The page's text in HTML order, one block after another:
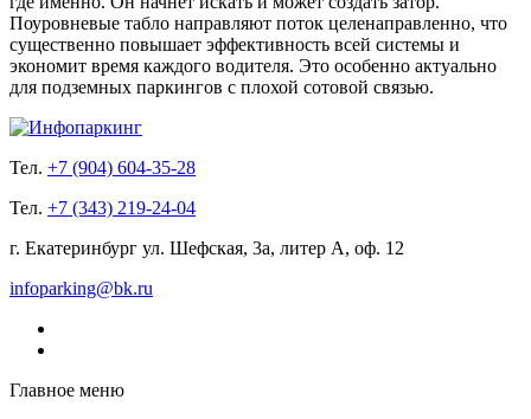
Поуровневые табло направляют поток целенаправленно, что
существенно повышает эффективность всей системы и
экономит время каждого водителя. Это особенно актуально
для подземных паркингов с плохой сотовой связью.
Тел. +7 (904) 604-35-28
Тел. +7 (343) 219-24-04
г. Екатеринбург ул. Шефская, 3а, литер А, оф. 12
infoparking@bk.ru
Главное меню